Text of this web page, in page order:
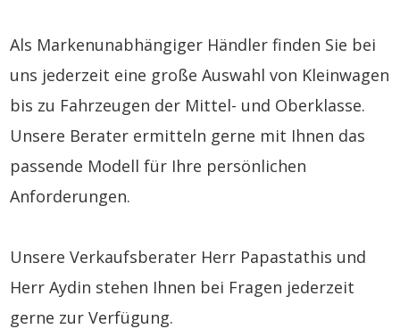
Als Markenunabhängiger Händler finden Sie bei
uns jederzeit eine große Auswahl von Kleinwagen
bis zu Fahrzeugen der Mittel- und Oberklasse.
Unsere Berater ermitteln gerne mit Ihnen das
passende Modell für Ihre persönlichen
Anforderungen.
Unsere Verkaufsberater Herr Papastathis und
Herr Aydin stehen Ihnen bei Fragen jederzeit
gerne zur Verfügung.